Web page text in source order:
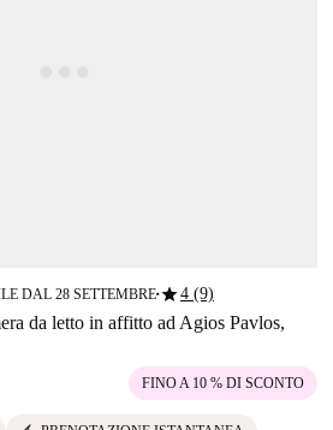
DAL 28 SETTEMBRE■star4 (9)
da letto in affitto ad Agios Pavlos,
FINO A 10 % DI SCONTO